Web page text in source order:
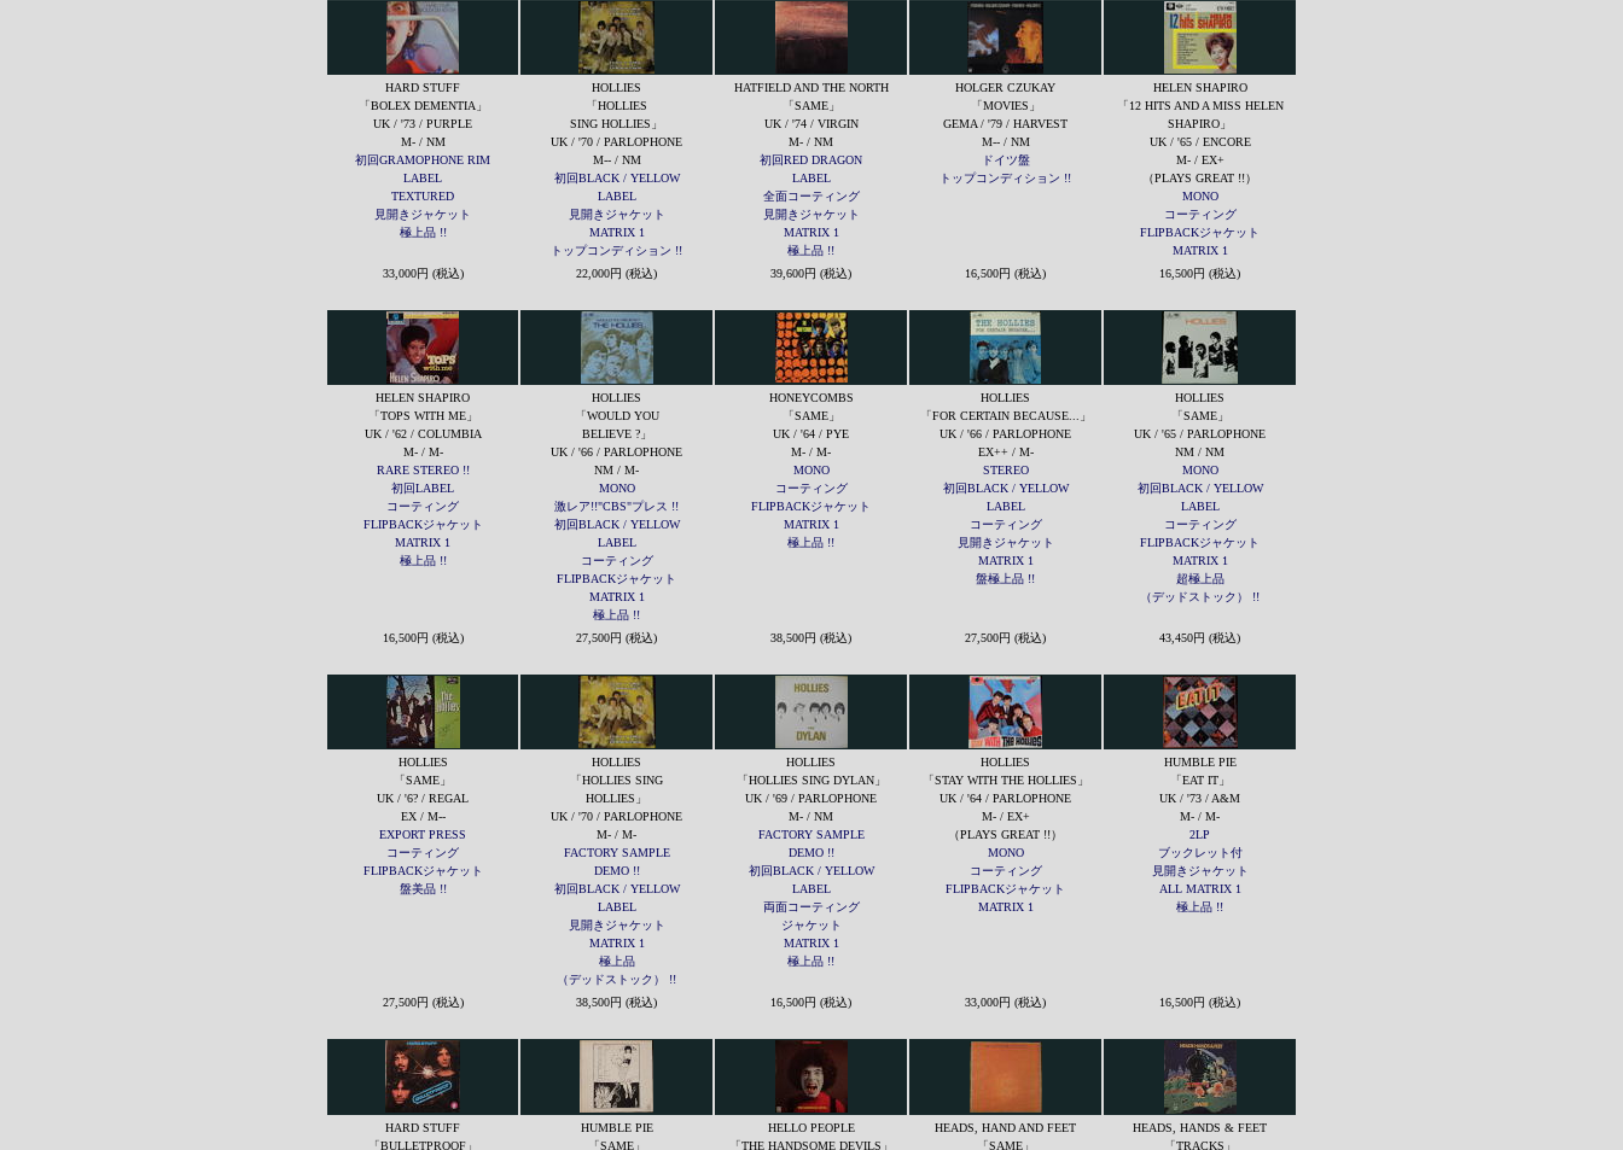
HARD STUFF
「BOLEX DEMENTIA」
UK / '73 / PURPLE
M- / NM
初回GRAMOPHONE RIM
LABEL
TEXTURED
見開きジャケット
極上品 !!
HOLLIES
「HOLLIES
SING HOLLIES」
UK / '70 / PARLOPHONE
M-- / NM
初回BLACK / YELLOW
LABEL
見開きジャケット
MATRIX 1
トップコンディション !!
HATFIELD AND THE NORTH
「SAME」
UK / '74 / VIRGIN
M- / NM
初回RED DRAGON
LABEL
全面コーティング
見開きジャケット
MATRIX 1
極上品 !!
HOLGER CZUKAY
「MOVIES」
GEMA / '79 / HARVEST
M-- / NM
ドイツ盤
トップコンディション !!
HELEN SHAPIRO
「12 HITS AND A MISS HELEN
SHAPIRO」
UK / '65 / ENCORE
M- / EX+
（PLAYS GREAT !!）
MONO
コーティング
FLIPBACKジャケット
MATRIX 1
33,000円 (税込)
22,000円 (税込) 39,600円 (税込) 16,500円 (税込) 16,500円 (税込)
HELEN SHAPIRO
「TOPS WITH ME」
UK / '62 / COLUMBIA
M- / M-
RARE STEREO !!
初回LABEL
コーティング
FLIPBACKジャケット
MATRIX 1
極上品 !!
HOLLIES
「WOULD YOU
BELIEVE ?」
UK / '66 / PARLOPHONE
NM / M-
MONO
激レア!!"CBS"プレス !!
初回BLACK / YELLOW
LABEL
コーティング
FLIPBACKジャケット
MATRIX 1
極上品 !!
HONEYCOMBS
「SAME」
UK / '64 / PYE
M- / M-
MONO
コーティング
FLIPBACKジャケット
MATRIX 1
極上品 !!
HOLLIES
「FOR CERTAIN BECAUSE...」
UK / '66 / PARLOPHONE
EX++ / M-
STEREO
初回BLACK / YELLOW
LABEL
コーティング
見開きジャケット
MATRIX 1
盤極上品 !!
HOLLIES
「SAME」
UK / '65 / PARLOPHONE
NM / NM
MONO
初回BLACK / YELLOW
LABEL
コーティング
FLIPBACKジャケット
MATRIX 1
超極上品
（デッドストック） !!
16,500円 (税込) 27,500円 (税込) 38,500円 (税込) 27,500円 (税込) 43,450円 (税込)
HOLLIES
「SAME」
UK / '6? / REGAL
EX / M--
EXPORT PRESS
コーティング
FLIPBACKジャケット
盤美品 !!
HOLLIES
「HOLLIES SING
HOLLIES」
UK / '70 / PARLOPHONE
M- / M-
FACTORY SAMPLE
DEMO !!
初回BLACK / YELLOW
LABEL
見開きジャケット
MATRIX 1
極上品
（デッドストック） !!
HOLLIES
「HOLLIES SING DYLAN」
UK / '69 / PARLOPHONE
M- / NM
FACTORY SAMPLE
DEMO !!
初回BLACK / YELLOW
LABEL
両面コーティング
ジャケット
MATRIX 1
極上品 !!
HOLLIES
「STAY WITH THE HOLLIES」
UK / '64 / PARLOPHONE
M- / EX+
（PLAYS GREAT !!）
MONO
コーティング
FLIPBACKジャケット
MATRIX 1
HUMBLE PIE
「EAT IT」
UK / '73 / A&M
M- / M-
2LP
ブックレット付
見開きジャケット
ALL MATRIX 1
極上品 !!
27,500円 (税込) 38,500円 (税込) 16,500円 (税込) 33,000円 (税込) 16,500円 (税込)
HARD STUFF
「BULLETPROOF」
HUMBLE PIE
「SAME」
HELLO PEOPLE
「THE HANDSOME DEVILS」
HEADS, HAND AND FEET
「SAME」
HEADS, HANDS & FEET
「TRACKS」